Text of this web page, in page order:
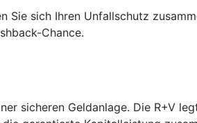
sich Ihren Unfallschutz
Chance.
sicheren Geldanlage. Die R+V